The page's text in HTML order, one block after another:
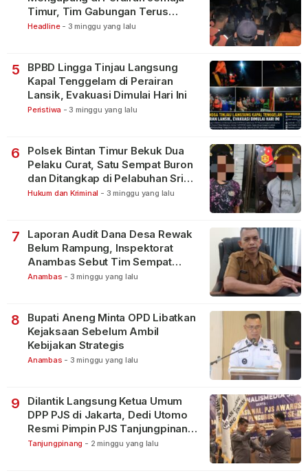
Timur, Tim Gabungan Terus
Lakukan Pencarian
Headline - 3 minggu yang lalu
5
BPBD Lingga Tinjau Langsung
Kapal Tenggelam di Perairan
Lansik, Evakuasi Dimulai Hari Ini
Peristiwa - 3 minggu yang lalu
6
Polsek Bintan Timur Bekuk Dua
Pelaku Curat, Satu Sempat Buron
dan Ditangkap di Pelabuhan Sri
Bintan Pura
Hukum dan Kriminal - 3 minggu yang lalu
7
Laporan Audit Dana Desa Rewak
Belum Rampung, Inspektorat
Anambas Sebut Tim Sempat
Terbagi Tangani Kasus Lain
Anambas - 3 minggu yang lalu
8
Bupati Aneng Minta OPD Libatkan
Kejaksaan Sebelum Ambil
Kebijakan Strategis
Anambas - 3 minggu yang lalu
9
Dilantik Langsung Ketua Umum
DPP PJS di Jakarta, Dedi Utomo
Resmi Pimpin PJS Tanjungpinang-
Bintan
Tanjungpinang - 2 minggu yang lalu